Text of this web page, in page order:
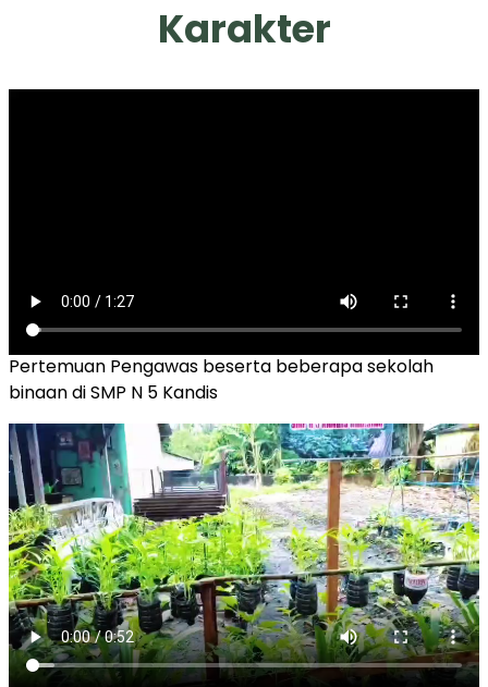
Karakter
Pertemuan Pengawas beserta beberapa sekolah
binaan di SMP N 5 Kandis